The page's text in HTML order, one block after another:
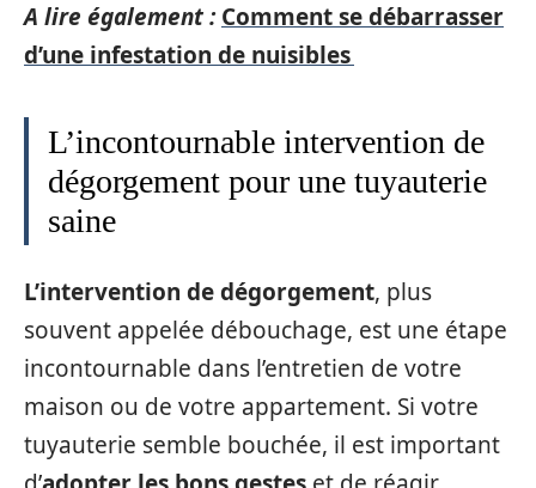
A lire également : Comment se débarrasser
d’une infestation de nuisibles
L’incontournable intervention de
dégorgement pour une tuyauterie
saine
L’intervention de dégorgement, plus
souvent appelée débouchage, est une étape
incontournable dans l’entretien de votre
maison ou de votre appartement. Si votre
tuyauterie semble bouchée, il est important